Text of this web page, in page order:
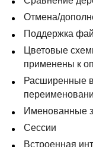
Отмена/
Поддержка
Цветовые
применены к
Расширенные
Именованные
Сессии
Встроенная